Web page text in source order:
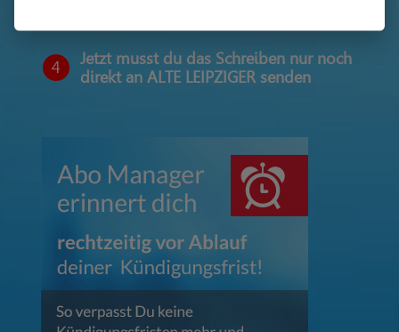
4
Jetzt musst du das Schreiben nur noch
direkt an ALTE LEIPZIGER senden